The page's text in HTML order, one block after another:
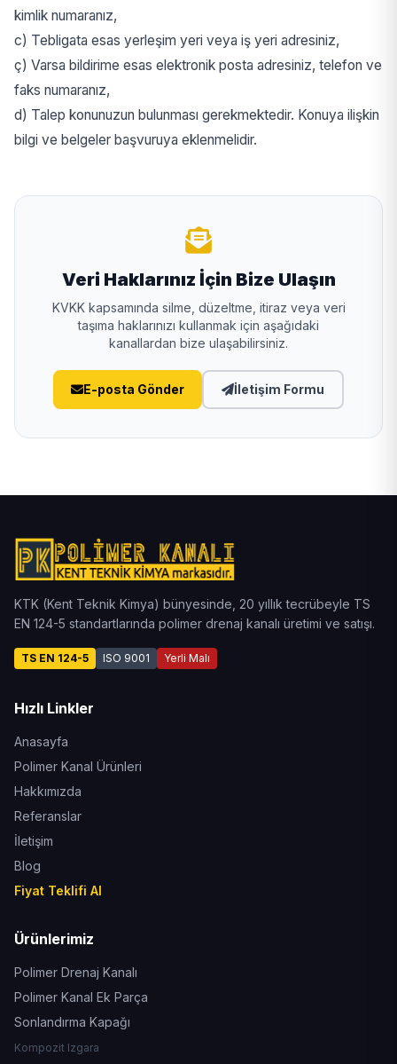
kimlik numaranız,
c) Tebligata esas yerleşim yeri veya iş yeri adresiniz,
ç) Varsa bildirime esas elektronik posta adresiniz, telefon ve
faks numaranız,
d) Talep konunuzun bulunması gerekmektedir. Konuya ilişkin
bilgi ve belgeler başvuruya eklenmelidir.
Veri Haklarınız İçin Bize Ulaşın
KVKK kapsamında silme, düzeltme, itiraz veya veri
taşıma haklarınızı kullanmak için aşağıdaki
kanallardan bize ulaşabilirsiniz.
E-posta Gönder İletişim Formu
KTK (Kent Teknik Kimya) bünyesinde, 20 yıllık tecrübeyle TS
EN 124-5 standartlarında polimer drenaj kanalı üretimi ve satışı.
TS EN 124-5 ISO 9001 Yerli Malı
Hızlı Linkler
Anasayfa
Polimer Kanal Ürünleri
Hakkımızda
Referanslar
İletişim
Blog
Fiyat Teklifi Al
Ürünlerimiz
Polimer Drenaj Kanalı
Polimer Kanal Ek Parça
Sonlandırma Kapağı
Kompozit Izgara